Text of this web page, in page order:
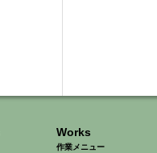
Works
作業メニュー